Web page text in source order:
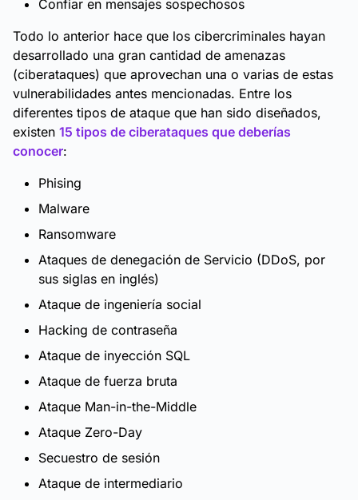
Confiar en mensajes sospechosos
Todo lo anterior hace que los cibercriminales hayan
desarrollado una gran cantidad de amenazas
(ciberataques) que aprovechan una o varias de estas
vulnerabilidades antes mencionadas. Entre los
diferentes tipos de ataque que han sido diseñados,
existen 15 tipos de ciberataques que deberías
conocer:
Phising
Malware
Ransomware
Ataques de denegación de Servicio (DDoS, por
sus siglas en inglés)
Ataque de ingeniería social
Hacking de contraseña
Ataque de inyección SQL
Ataque de fuerza bruta
Ataque Man-in-the-Middle
Ataque Zero-Day
Secuestro de sesión
Ataque de intermediario